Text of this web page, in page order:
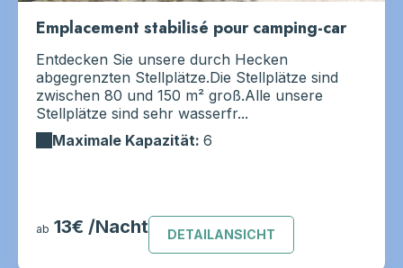
Emplacement stabilisé pour camping-car
Entdecken Sie unsere durch Hecken
abgegrenzten Stellplätze.Die Stellplätze sind
zwischen 80 und 150 m² groß.Alle unsere
Stellplätze sind sehr wasserfr...
Maximale Kapazität: 6
ab 13€ /Nacht DETAILANSICHT